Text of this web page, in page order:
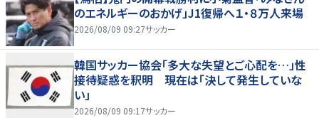
のエネルギーのおかげ」J1復帰へ１・８万人来場
2026/08/09 09:27サッカー
韓国サッカー協会「多大な失望とご心配を…」性
接待疑惑を釈明 現在は「決して発生していな
い」
2026/08/09 09:17サッカー